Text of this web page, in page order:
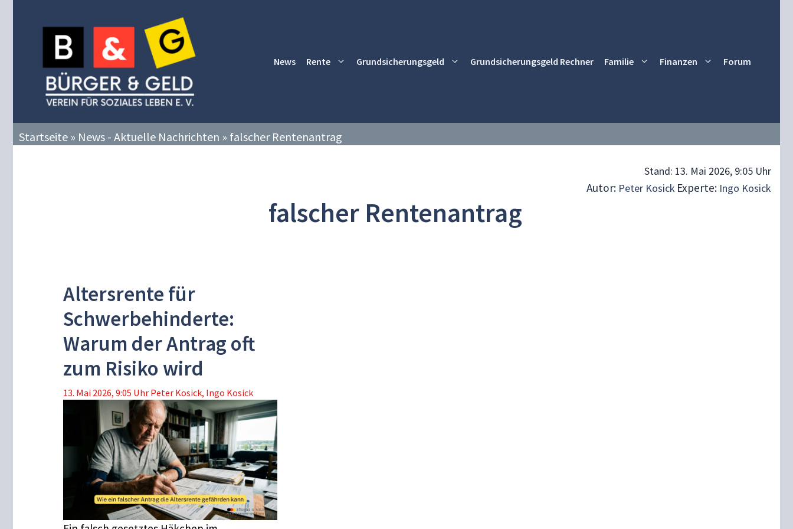
News Rente Grundsicherungsgeld Grundsicherungsgeld Rechner Familie Finanzen Forum
Startseite » News - Aktuelle Nachrichten » falscher Rentenantrag
Stand: 13. Mai 2026, 9:05 Uhr
Autor: Peter Kosick Experte: Ingo Kosick
falscher Rentenantrag
Altersrente für
Schwerbehinderte:
Warum der Antrag oft
zum Risiko wird
13. Mai 2026, 9:05 Uhr Peter Kosick, Ingo Kosick